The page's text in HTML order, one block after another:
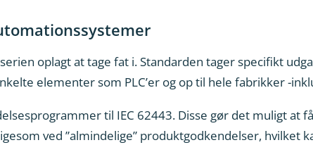
oplagt at tage fat i. Standarden tager specifikt
elementer som PLC’er og op til hele fabrikker -
til IEC 62443. Disse gør det muligt at
ved ”almindelige” produktgodkendelser, hvilket